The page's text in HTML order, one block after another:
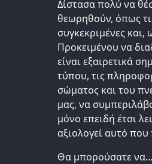
Δίστασα πολύ να
θεωρηθούν, όπως
συγκεκριμένες
Προκειμένου να
είναι εξαιρετικά
τύπου, τις
σώματος και του
μας, να
μόνο επειδή έτσι
αξιολογεί αυτό
Θα μπορούσατε